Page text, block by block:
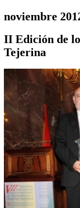
noviembre
II Edición de
Tejerina